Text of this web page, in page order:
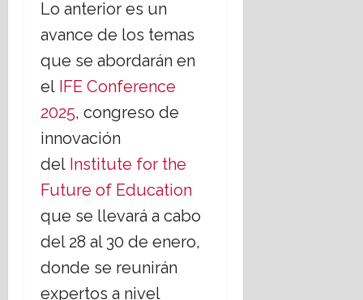
Lo anterior es un
avance de los temas
que se abordarán en
el IFE Conference
2025, congreso de
innovación
del Institute for the
Future of Education
que se llevará a cabo
del 28 al 30 de enero,
donde se reunirán
expertos a nivel